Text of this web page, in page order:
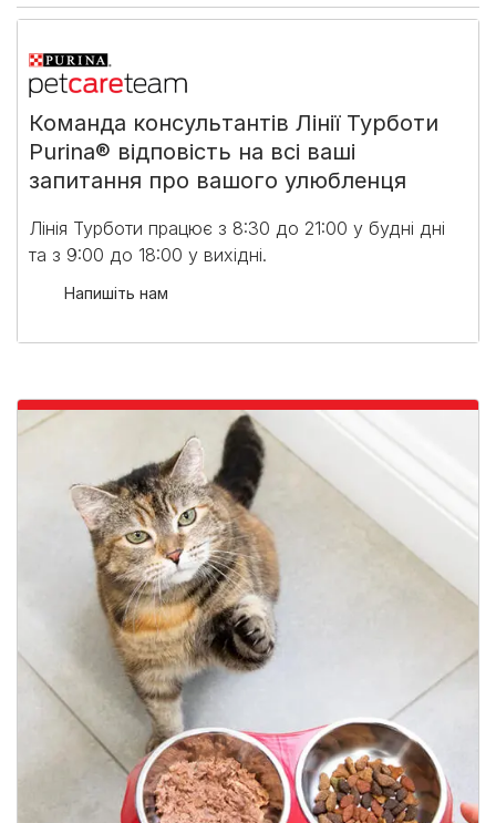
Команда консультантів Лінії Турботи
Purina® відповість на всі ваші
запитання про вашого улюбленця
Лінія Турботи працює з 8:30 до 21:00 у будні дні
та з 9:00 до 18:00 у вихідні.​
Напишіть нам